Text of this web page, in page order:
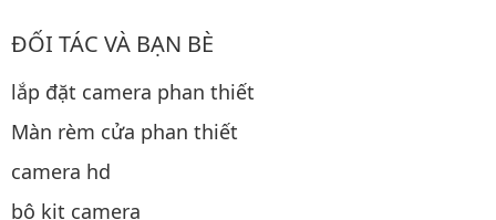
ĐỐI TÁC VÀ BẠN BÈ
lắp đặt camera phan thiết
Màn rèm cửa phan thiết
camera hd
bộ kit camera